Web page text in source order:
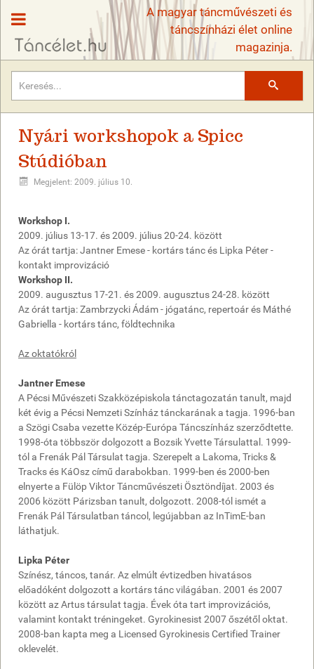
A magyar táncművészeti és
táncszínházi élet online
magazinja.
Nyári workshopok a Spicc
Stúdióban
Megjelent: 2009. július 10.
Workshop I.
2009. július 13-17. és 2009. július 20-24. között
Az órát tartja: Jantner Emese - kortárs tánc és Lipka Péter -
kontakt improvizáció
Workshop II.
2009. augusztus 17-21. és 2009. augusztus 24-28. között
Az órát tartja: Zambrzycki Ádám - jógatánc, repertoár és Máthé
Gabriella - kortárs tánc, földtechnika
Az oktatókról
Jantner Emese
A Pécsi Művészeti Szakközépiskola tánctagozatán tanult, majd
két évig a Pécsi Nemzeti Színház tánckarának a tagja. 1996-ban
a Szögi Csaba vezette Közép-Európa Táncszínház szerződtette.
1998-óta többször dolgozott a Bozsik Yvette Társulattal. 1999-
tól a Frenák Pál Társulat tagja. Szerepelt a Lakoma, Tricks &
Tracks és KáOsz című darabokban. 1999-ben és 2000-ben
elnyerte a Fülöp Viktor Táncművészeti Ösztöndíjat. 2003 és
2006 között Párizsban tanult, dolgozott. 2008-tól ismét a
Frenák Pál Társulatban táncol, legújabban az InTimE-ban
láthatjuk.
Lipka Péter
Színész, táncos, tanár. Az elmúlt évtizedben hivatásos
előadóként dolgozott a kortárs tánc világában. 2001 és 2007
között az Artus társulat tagja. Évek óta tart improvizációs,
valamint kontakt tréningeket. Gyrokinesist 2007 őszétől oktat.
2008-ban kapta meg a Licensed Gyrokinesis Certified Trainer
oklevelét.